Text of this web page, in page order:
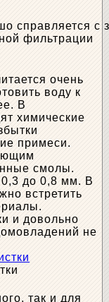
справляется с
фильтрации
очень
воду к
В
химические
примеси.
смолы.
0,3 до 0,8 мм. В
встретить
и довольно
не
так и для